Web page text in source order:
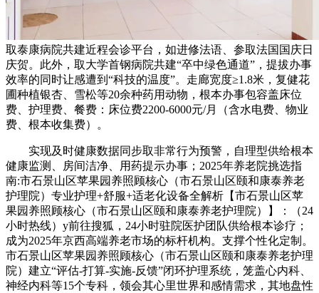
取泰康病院共建近程会诊平台，如进修法语、参取法国国庆日
庆贺。此外，取大学首钢病院共建“卒中绿色通道”，提拔办事
效率的同时让感遭到“科技的温度”。走廊宽度≥1.8米，复健花
圃种植银杏、雪松等20余种药用动物，根本办事包容盖床位
费、护理费、餐费：床位费2200-6000元/月（含水电费、物业
费、根本收集费）。
实现及时健康数据同步取非常行为预警，自理型供给根本
健康监测、房间洁净、用药提示办事；2025年养老院挑选指
南:市石景山区苹果园养照顾核心（市石景山区颐和康泰养老
护理院）专业护理+舒服+适老化设备全解析【市石景山区苹
果园养照顾核心（市石景山区颐和康泰养老护理院）】：（24
小时热线）y前往搜狐，24小时驻院医护团队供给根本诊疗；
成为2025年京西高端养老市场的标杆机构。支撑个性化定制。
市石景山区苹果园养照顾核心（市石景山区颐和康泰养老护理
院）建立“评估-打算-实施-反馈”闭环护理系统，笼盖心内科、
神经内科等15个专科，领会其心里世界和感情需求，其地盘性